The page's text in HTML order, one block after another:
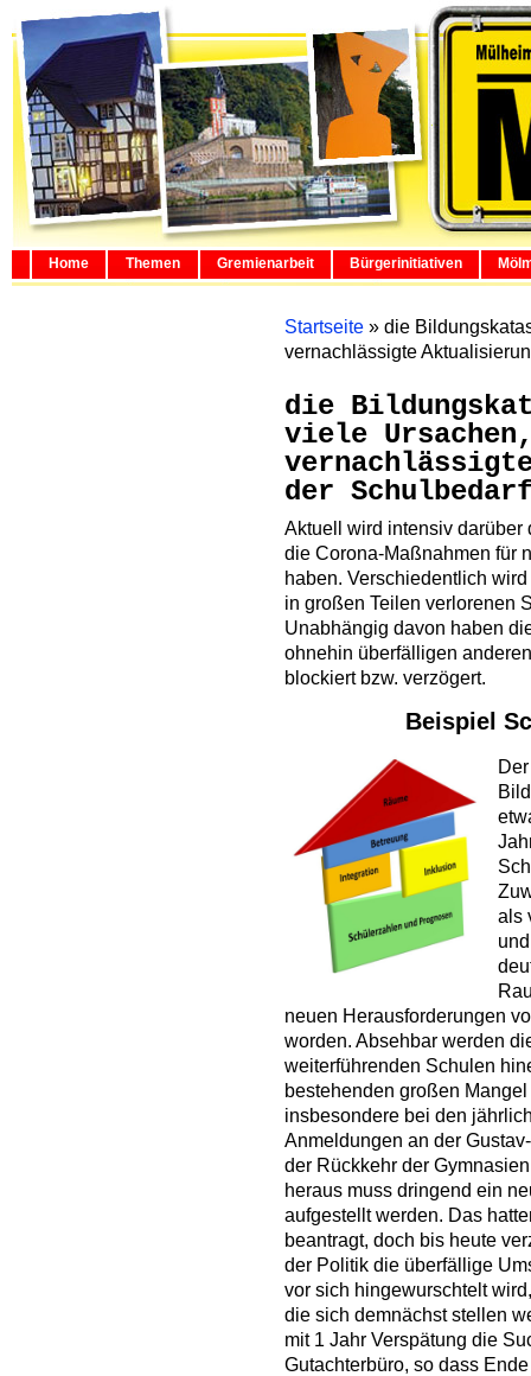
Home Themen Gremienarbeit Bürgerinitiativen
Startseite » die
vernachlässigte
die
viele
der
Aktuell wird intensiv
die Corona-Maßnahmen für
haben. Verschiedentlich
in großen Teilen verlorenen
Unabhängig davon haben
ohnehin überfälligen
blockiert bzw. verzögert.
Beispiel
als
neuen Herausforderungen
worden. Absehbar werden
weiterführenden Schulen
bestehenden großen
insbesondere bei den
Anmeldungen an der
der Rückkehr der
heraus muss dringend ein
aufgestellt werden. Das
beantragt, doch bis heute
der Politik die überfällige
vor sich hingewurschtelt
die sich demnächst stellen
mit 1 Jahr Verspätung die
Gutachterbüro, so dass